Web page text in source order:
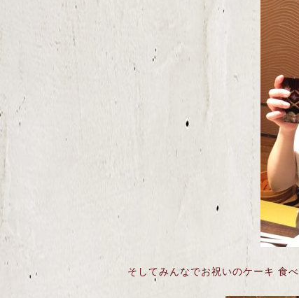
そしてみんなでお祝いのケーキ 食